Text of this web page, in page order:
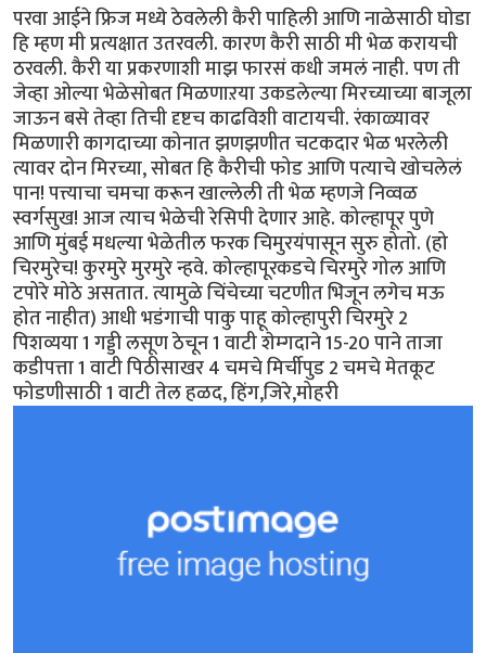
परवा आईने फ्रिज मध्ये ठेवलेली कैरी पाहिली आणि नाळेसाठी घोडा
हि म्हण मी प्रत्यक्षात उतरवली. कारण कैरी साठी मी भेळ करायची
ठरवली. कैरी या प्रकरणाशी माझ फारसं कधी जमलं नाही. पण ती
जेव्हा ओल्या भेळेसोबत मिळणाऱया उकडलेल्या मिरच्याच्या बाजूला
जाऊन बसे तेव्हा तिची दृष्टच काढविशी वाटायची. रंकाळ्यावर
मिळणारी कागदाच्या कोनात झणझणीत चटकदार भेळ भरलेली
त्यावर दोन मिरच्या, सोबत हि कैरीची फोड आणि पत्याचे खोचलेलं
पान! पत्त्याचा चमचा करून खाल्लेली ती भेळ म्हणजे निव्वळ
स्वर्गसुख! आज त्याच भेळेची रेसिपी देणार आहे. कोल्हापूर पुणे
आणि मुंबई मधल्या भेळेतील फरक चिमुरयंपासून सुरु होतो. (हो
चिरमुरेच! कुरमुरे मुरमुरे न्हवे. कोल्हापूरकडचे चिरमुरे गोल आणि
टपोरे मोठे असतात. त्यामुळे चिंचेच्या चटणीत भिजून लगेच मऊ
होत नाहीत) आधी भडंगाची पाकु पाहू कोल्हापुरी चिरमुरे 2
पिशव्यया 1 गड्डी लसूण ठेचून 1 वाटी शेम्गदाने 15-20 पाने ताजा
कडीपत्ता 1 वाटी पिठीसाखर 4 चमचे मिर्चीपुड 2 चमचे मेतकूट
फोडणीसाठी 1 वाटी तेल हळद, हिंग,जिरे,मोहरी